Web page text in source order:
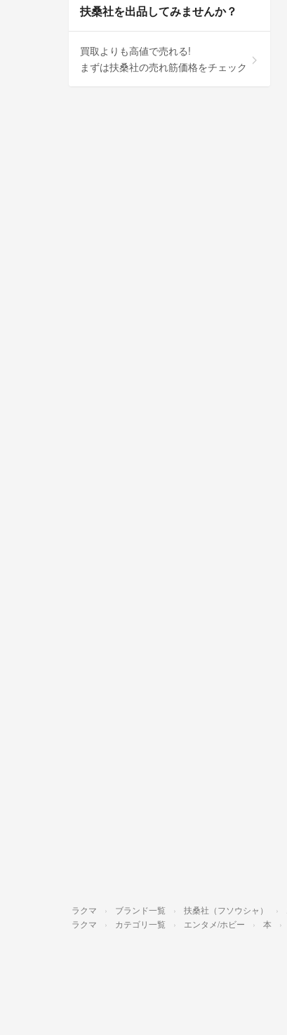
扶桑社を出品してみませんか？
買取よりも高値で売れる!
まずは扶桑社の売れ筋価格をチェック
ラクマ ブランド一覧 扶桑社（フソウシャ）
ラクマ カテゴリ一覧 エンタメ/ホビー 本